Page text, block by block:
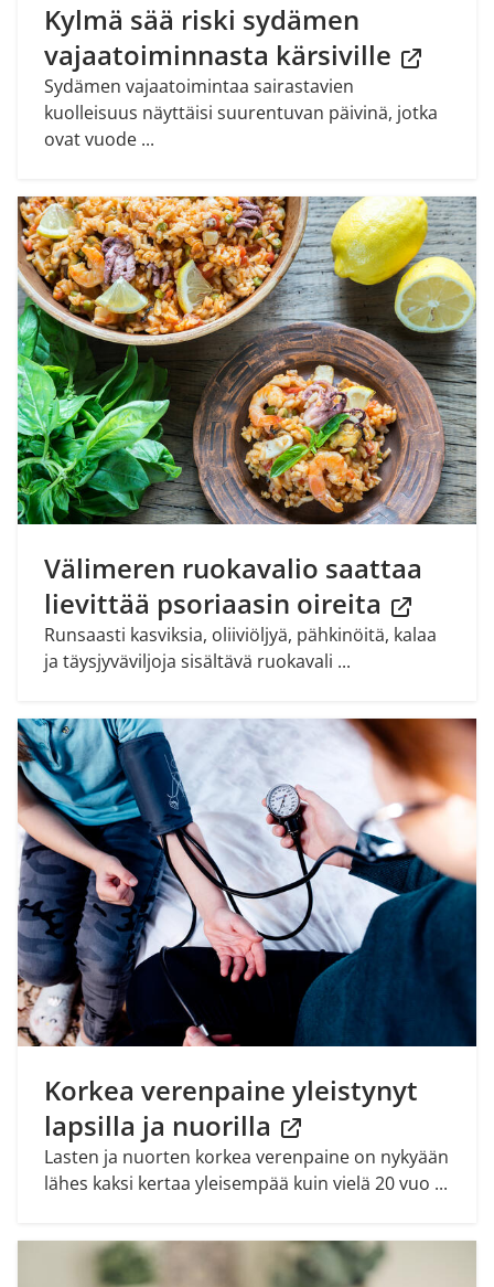
Kylmä sää riski sydämen
vajaatoiminnasta kärsiville
Sydämen vajaatoimintaa sairastavien
kuolleisuus näyttäisi suurentuvan päivinä, jotka
ovat vuode ...
Välimeren ruokavalio saattaa
lievittää psoriaasin oireita
Runsaasti kasviksia, oliiviöljyä, pähkinöitä, kalaa
ja täysjyväviljoja sisältävä ruokavali ...
Korkea verenpaine yleistynyt
lapsilla ja nuorilla
Lasten ja nuorten korkea verenpaine on nykyään
lähes kaksi kertaa yleisempää kuin vielä 20 vuo ...